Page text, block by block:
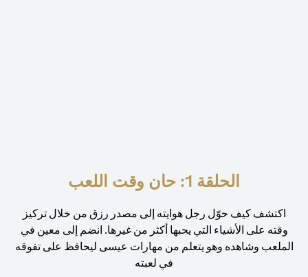
الحلقة 1: حان وقت اللعب
اكتشف كيف حوّل رجل هوايته إلى مصدر رزق من خلال تركيز
وقته على الأشياء التي يحبها أكثر من غيرها. انضم إلى معين في
الملعب وشاهده وهو يتعلم من مهارات عيسى ليحافظ على تفوقه
في لعبته